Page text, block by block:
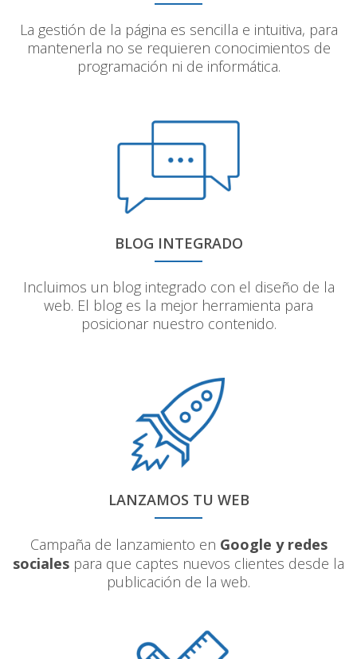
La gestión de la página es sencilla e intuitiva, para
mantenerla no se requieren conocimientos de
programación ni de informática.
BLOG INTEGRADO
Incluimos un blog integrado con el diseño de la
web. El blog es la mejor herramienta para
posicionar nuestro contenido.
LANZAMOS TU WEB
Campaña de lanzamiento en Google y redes
sociales para que captes nuevos clientes desde la
publicación de la web.